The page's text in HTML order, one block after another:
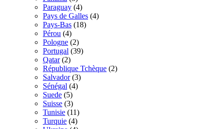
Paraguay (4)
Pays de Galles (4)
Pays-Bas (18)
Pérou (4)
Pologne (2)
Portugal (39)
Qatar (2)
République Tchèque (2)
Salvador (3)
Sénégal (4)
Suede (5)
Suisse (3)
Tunisie (11)
Turquie (4)